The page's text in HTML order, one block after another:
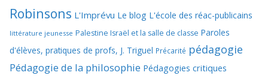
Robinsons L'Imprévu Le blog L'école des réac-publicains
littérature jeunesse Palestine Israël et la salle de classe Paroles
d'élèves, pratiques de profs, J. Triguel Précarité pédagogie
Pédagogie de la philosophie Pédagogies critiques